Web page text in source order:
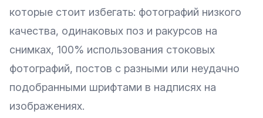
которые стоит избегать: фотографий низкого
качества, одинаковых поз и ракурсов на
снимках, 100% использования стоковых
фотографий, постов с разными или неудачно
подобранными шрифтами в надписях на
изображениях.